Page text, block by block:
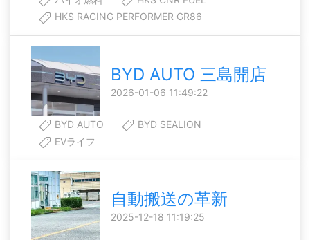
HKS RACING PERFORMER GR86
BYD AUTO 三島開店
2026-01-06 11:49:22
BYD AUTO
BYD SEALION
EVライフ
自動搬送の革新
2025-12-18 11:19:25